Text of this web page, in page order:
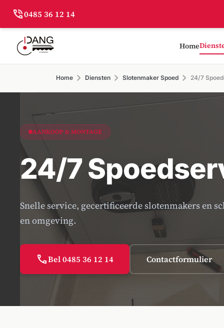
phone_in_talk0485 36 12 14
Home
Home chevron_right Diensten chevron_right Slotenmaker Spoed chevron_right 24/7
AANKOOP & MONTAGE
24/7
Snelle service, gecertificeerde slotenmakers en
en omgeving.
callBel 0485 36 12 14 Contactformulier